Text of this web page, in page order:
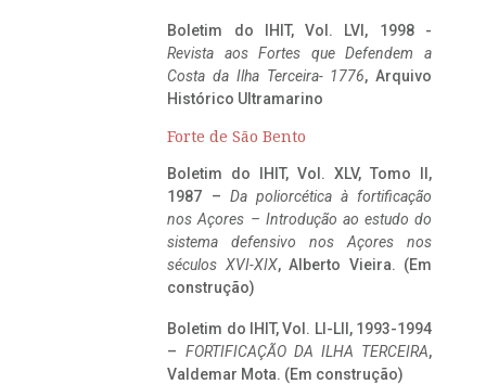
Boletim do IHIT, Vol. LVI, 1998 -
Revista aos Fortes que Defendem a
Costa da Ilha Terceira- 1776, Arquivo
Histórico Ultramarino
Forte de São Bento
Boletim do IHIT, Vol. XLV, Tomo II,
1987 – Da poliorcética à fortificação
nos Açores – Introdução ao estudo do
sistema defensivo nos Açores nos
séculos XVI-XIX, Alberto Vieira. (Em
construção)
Boletim do IHIT, Vol. LI-LII, 1993-1994
– FORTIFICAÇÃO DA ILHA TERCEIRA,
Valdemar Mota. (Em construção)